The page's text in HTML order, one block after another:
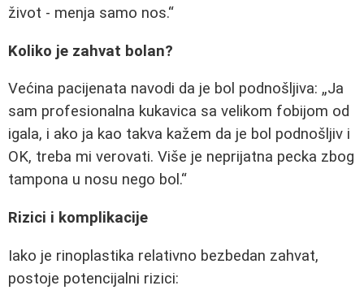
život - menja samo nos.
Koliko je zahvat bolan?
Većina pacijenata navodi da je bol podnošljiva:
Ja
sam profesionalna kukavica sa velikom fobijom od
igala, i ako ja kao takva kažem da je bol podnošljiv i
OK, treba mi verovati. Više je neprijatna pecka zbog
tampona u nosu nego bol.
Rizici i komplikacije
Iako je rinoplastika relativno bezbedan zahvat,
postoje potencijalni rizici: